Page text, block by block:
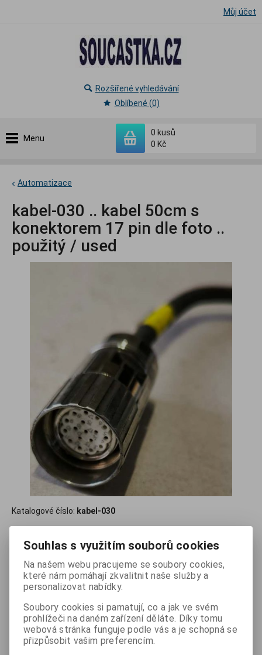
Můj účet
Menu
0 kusů
0 Kč
Rozšířené vyhledávání
Oblíbené (0)
Automatizace
kabel-030 .. kabel 50cm s
konektorem 17 pin dle foto ..
použitý / used
Katalogové číslo: kabel-030
390 Kč (bez DPH:322 Kč)

ks Koupit
Přidat do oblíbených Tisk
Souhlas s využitím souborů cookies
Na našem webu pracujeme se soubory cookies,
které nám pomáhají zkvalitnit naše služby a
personalizovat nabídky.
Soubory cookies si pamatují, co a jak ve svém
prohlížeči na daném zařízení děláte. Díky tomu
webová stránka funguje podle vás a je schopná se
přizpůsobit vašim preferencím.